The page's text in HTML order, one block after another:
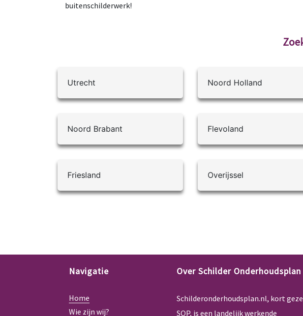
buitenschilderwerk!
Utrecht Noord Holland
Noord Brabant Flevoland
Friesland Overijssel
Navigatie
Home
Wie zijn wij?
Over Schilder Onderhoudsplan
Schilderonderhoudsplan.nl, kort
SOP, is een landelijk werkende